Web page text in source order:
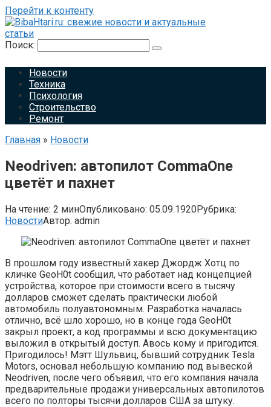
Перейти к контенту
Поиск:
Новости
Техника
Психология
Строительство
Ремонт
Главная » Новости
Neodriven: автопилот CommaOne
цветёт и пахнет
На чтение: 2 минОпубликовано: 05.09.1920Рубрика:
НовостиАвтор: admin
В прошлом году известный хакер Джордж Хотц по
кличке GeoH0t сообщил, что работает над концепцией
устройства, которое при стоимости всего в тысячу
долларов сможет сделать практически любой
автомобиль полуавтономным. Разработка началась
отлично, всё шло хорошо, но в конце года GeoH0t
закрыл проект, а код программы и всю документацию
выложил в открытый доступ. Авось кому и пригодится.
Пригодилось! Мэтт Шульвиц, бывший сотрудник Tesla
Motors, основал небольшую компанию под вывеской
Neodriven, после чего объявил, что его компания начала
предварительные продажи универсальных автопилотов
всего по полторы тысячи долларов США за штуку.